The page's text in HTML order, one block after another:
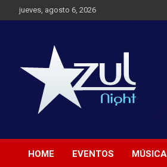
Saltar
al
jueves, agosto 6, 2026
Azul Night TV
HOME EVENTOS MÚSICA